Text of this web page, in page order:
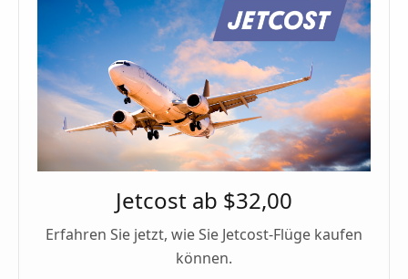
Jetcost ab $32,00
Erfahren Sie jetzt, wie Sie Jetcost-Flüge kaufen
können.